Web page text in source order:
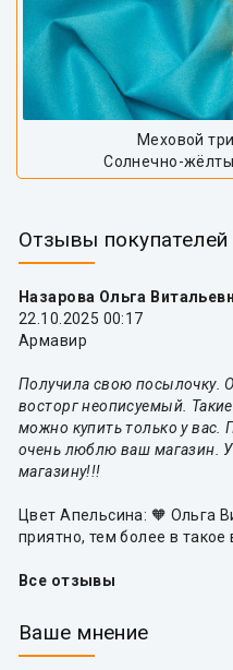
Меховой
Солнечно-
Отзывы покупателей
Назарова Ольга
22.10.2025 00:17
Армавир
Получила свою посылочку.
восторг неописуемый.
можно купить только у вас.
очень люблю ваш магазин.
магазину!!!
Цвет Апельсина: 🧡 Ольга
приятно, тем более в такое
Все отзывы
Ваше мнение